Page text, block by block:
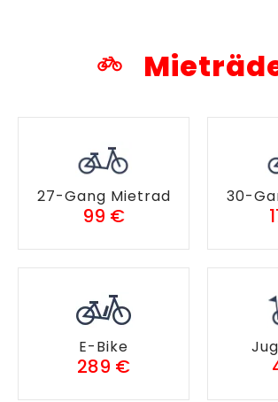
27-Gang Mietrad
99 €
30-
E-Bike
289 €